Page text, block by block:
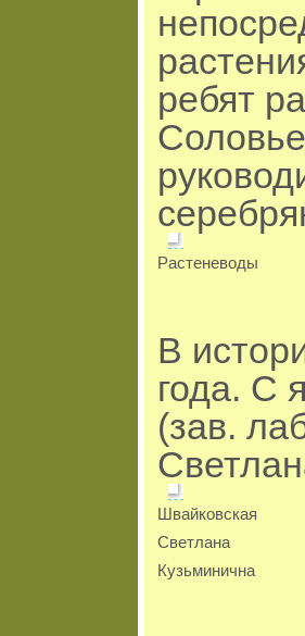
ребят
Растеневоды
В
года. С
(зав.
Швайковская
Светлана
Кузьминична